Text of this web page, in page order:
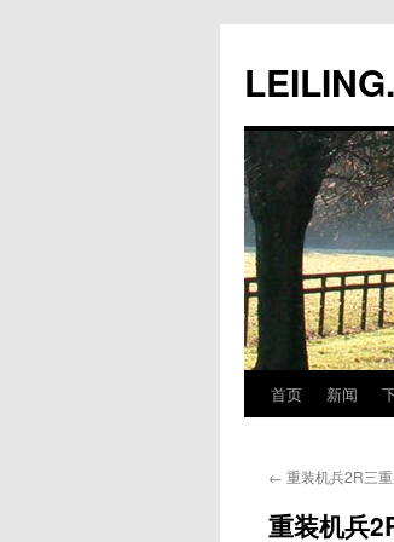
文
首页 新闻
← 重装机兵2R三
重装机兵